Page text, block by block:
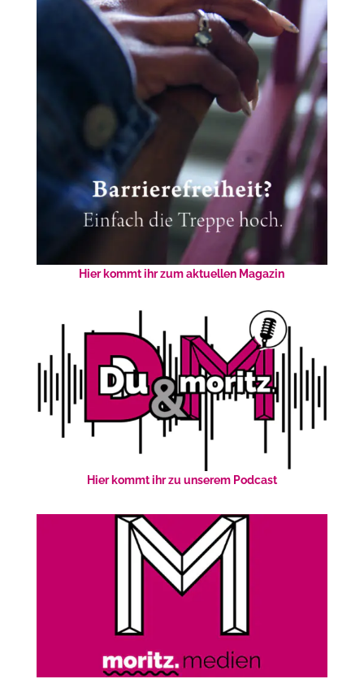
Hier kommt ihr zum aktuellen Magazin
Hier kommt ihr zu unserem Podcast